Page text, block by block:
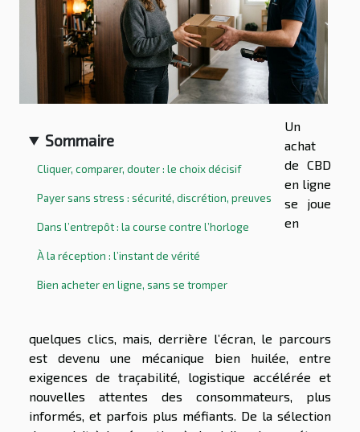
Sommaire
Cliquer, comparer, douter : le choix décisif
Payer sans stress : sécurité, discrétion, preuves
Dans l’entrepôt : la course contre l’horloge
À la réception : l’instant de vérité
Bien acheter en ligne, sans se tromper
Un
achat
de CBD
en ligne
se joue
en
quelques clics, mais, derrière l’écran, le parcours
est devenu une mécanique bien huilée, entre
exigences de traçabilité, logistique accélérée et
nouvelles attentes des consommateurs, plus
informés, et parfois plus méfiants. De la sélection